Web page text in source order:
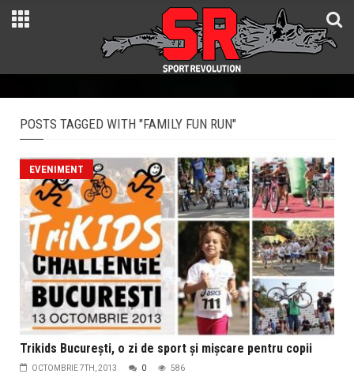
POSTS TAGGED WITH "FAMILY FUN RUN"
EVENIMENT
Trikids Bucureşti, o zi de sport şi mişcare pentru copii
OCTOMBRIE 7TH, 2013 0 586